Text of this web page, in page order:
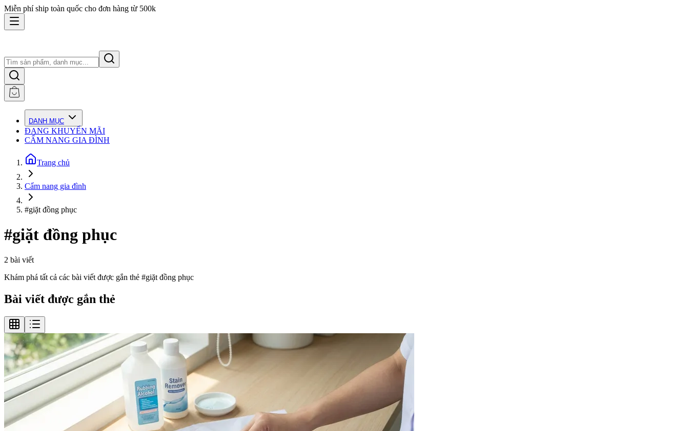
Miễn phí ship toàn quốc cho đơn hàng từ 500k
DANH MỤC
ĐANG KHUYẾN MÃI
CẨM NANG GIA ĐÌNH
Trang chủ
Cẩm nang gia đình
#giặt đồng phục
#giặt đồng phục
2 bài viết
Khám phá tất cả các bài viết được gắn thẻ #giặt đồng phục
Bài viết được gắn thẻ